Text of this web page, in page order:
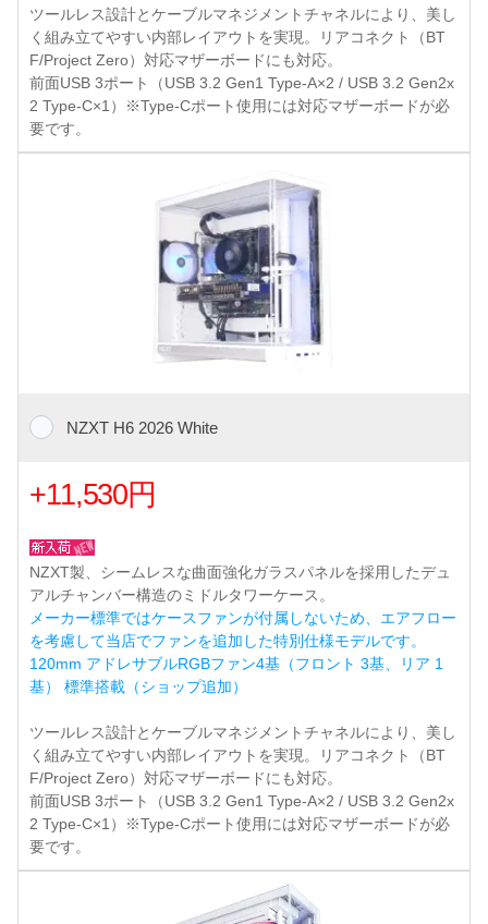
ツールレス設計とケーブルマネジメントチャネルにより、美し
く組み立てやすい内部レイアウトを実現。リアコネクト（BT
F/Project Zero）対応マザーボードにも対応。
前面USB 3ポート（USB 3.2 Gen1 Type-A×2 / USB 3.2 Gen2x
2 Type-C×1）※Type-Cポート使用には対応マザーボードが必
要です。
NZXT H6 2026 White
+11,530円
NZXT製、シームレスな曲面強化ガラスパネルを採用したデュ
アルチャンバー構造のミドルタワーケース。
メーカー標準ではケースファンが付属しないため、エアフロー
を考慮して当店でファンを追加した特別仕様モデルです。
120mm アドレサブルRGBファン4基（フロント 3基、リア 1
基） 標準搭載（ショップ追加）
ツールレス設計とケーブルマネジメントチャネルにより、美し
く組み立てやすい内部レイアウトを実現。リアコネクト（BT
F/Project Zero）対応マザーボードにも対応。
前面USB 3ポート（USB 3.2 Gen1 Type-A×2 / USB 3.2 Gen2x
2 Type-C×1）※Type-Cポート使用には対応マザーボードが必
要です。